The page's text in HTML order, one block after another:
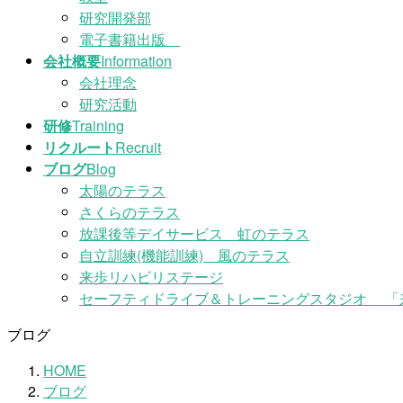
研究開発部
電子書籍出版
会社概要Information
会社理念
研究活動
研修Training
リクルートRecruit
ブログBlog
太陽のテラス
さくらのテラス
放課後等デイサービス 虹のテラス
自立訓練(機能訓練) 風のテラス
来歩リハビリステージ
セーフティドライブ＆トレーニングスタジオ 「
ブログ
HOME
ブログ